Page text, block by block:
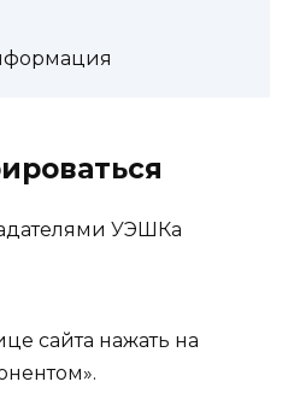
УЭШКа
сайта нажать на